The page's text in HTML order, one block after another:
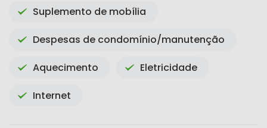
Suplemento de mobília
Despesas de condomínio/manutenção
Aquecimento Eletricidade
Internet